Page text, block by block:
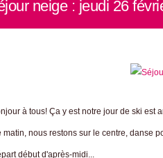
neige : jeudi 26
à tous! Ça y est notre jour de ski est
matin, nous restons sur le centre, danse
début d'après-midi...